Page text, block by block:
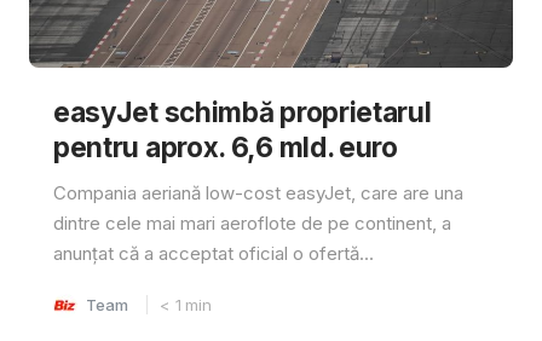
easyJet schimbă proprietarul
pentru aprox. 6,6 mld. euro
Compania aeriană low-cost easyJet, care are una
dintre cele mai mari aeroflote de pe continent, a
anunțat că a acceptat oficial o ofertă...
Team < 1 min